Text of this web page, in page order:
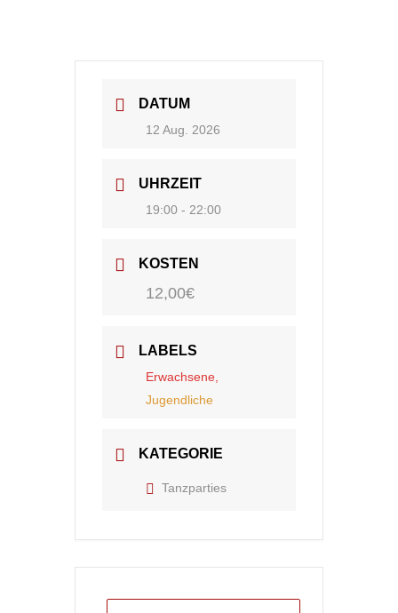
DATUM
12 Aug. 2026
UHRZEIT
19:00 - 22:00
KOSTEN
12,00€
LABELS
Erwachsene,
Jugendliche
KATEGORIE
Tanzparties